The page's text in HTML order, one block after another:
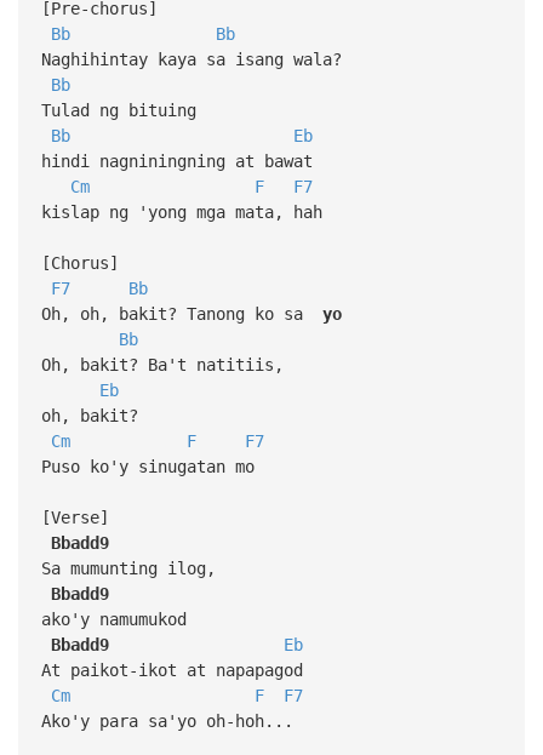
[Pre-chorus]
Bb
Bb
Naghihintay kaya sa isang wala?
Bb
Tulad ng bituing
Bb
Eb
hindi nagniningning at bawat
Cm
F
F7
kislap ng 'yong mga mata, hah
[Chorus]
F7
Bb
Oh, oh, bakit? Tanong ko sa yo
Bb
Oh, bakit? Ba't natitiis,
Eb
oh, bakit?
Cm
F
F7
Puso ko'y sinugatan mo
[Verse]
Bbadd9
Sa mumunting ilog,
Bbadd9
ako'y namumukod
Bbadd9
Eb
At paikot-ikot at napapagod
Cm
F
F7
Ako'y para sa'yo oh-hoh...